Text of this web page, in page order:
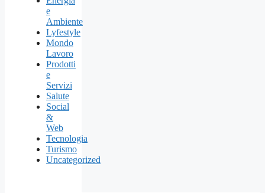
e
Ambiente
Lyfestyle
Mondo
Lavoro
Prodotti
e
Servizi
Salute
Social
&
Web
Tecnologia
Turismo
Uncategorized